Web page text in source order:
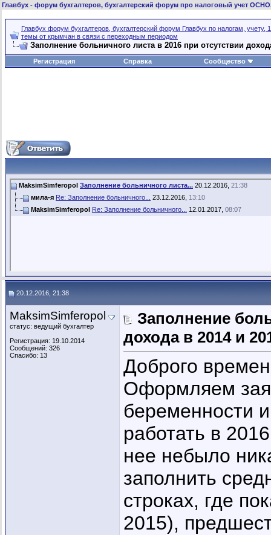
Главбух - форум бухгалтеров, бухгалтерский форум про налоговый учет
Главбух форум бухгалтеров, бухгалтерский форум Главбух по налогам, учету,
темы от крымчан в связи с переходным периодом
Заполнение больничного листа в 2016 при отсутствии
Регистрация Справка Сообщество
MaksimSimferopol Заполнение больничного листа... 20.12.2016, 21:38
мила-я Re: Заполнение больничного... 23.12.2016, 13:10
MaksimSimferopol Re: Заполнение больничного... 12.01.2017, 08:07
20.12.2016, 21:38
MaksimSimferopol
статус: ведущий бухгалтер
Регистрация: 19.10.2014
Сообщений: 326
Спасибо: 13
Заполнение
дохода в 2014 и
Доброго
Оформляем
беременности
работать в
нее небыло
заполнить
строках, где
2015),